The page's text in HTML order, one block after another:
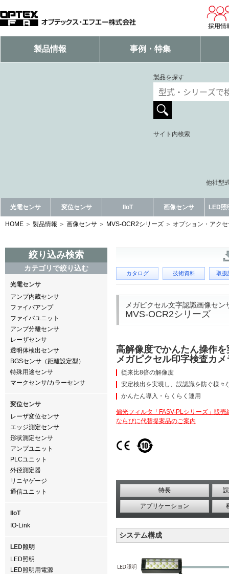
採用情
製品情報 事例・特集
製品を探す
サイト内検索
他社型
光電センサ 変位センサ IIoT 画像センサ LED照
HOME 製品情報 画像センサ MVS-OCR2シリーズ オプション・アク
絞り込み検索
カテゴリで絞り込む
光電センサ
アンプ内蔵センサ
ファイバアンプ
ファイバユニット
アンプ分離センサ
レーザセンサ
透明体検出センサ
BGSセンサ（距離設定型）
特殊用途センサ
マークセンサ/カラーセンサ
変位センサ
レーザ変位センサ
エッジ測定センサ
形状測定センサ
アンプユニット
PLCユニット
外径測定器
リニヤゲージ
通信ユニット
IIoT
IO-Link
LED照明
LED照明
LED照明用電源
カタログ 技術資料 取扱
メガピクセル文字認識画像セン
MVS-OCR2シリーズ
高解像度でかんたん操作を
メガピクセル印字検査カメ
従来比8倍の解像度
安定検出を実現し、誤認識を防ぐ様々
かんたん導入・らくらく運用
偏光フィルタ「FASV-PLシリーズ」販売
ならびに代替提案品のご案内
特長
アプリケーション
システム構成